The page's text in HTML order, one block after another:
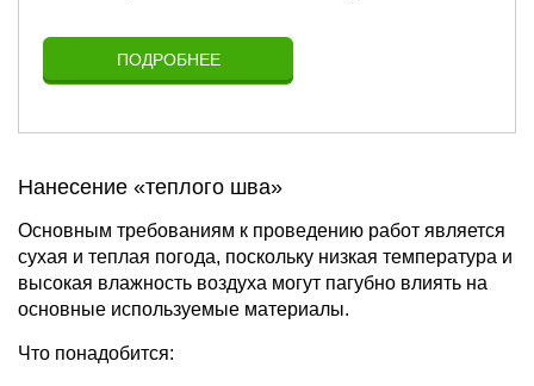
ПОДРОБНЕЕ
Нанесение «теплого шва»
Основным требованиям к проведению работ является
сухая и теплая погода, поскольку низкая температура и
высокая влажность воздуха могут пагубно влиять на
основные используемые материалы.
Что понадобится: